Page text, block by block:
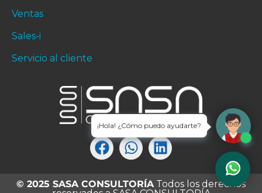
Ventas
Sales-i
Servicio al cliente
© 2025 SASA CONSULTORÍATodos los derechos
¡Hola! ¿Cómo puedo ayudarte?